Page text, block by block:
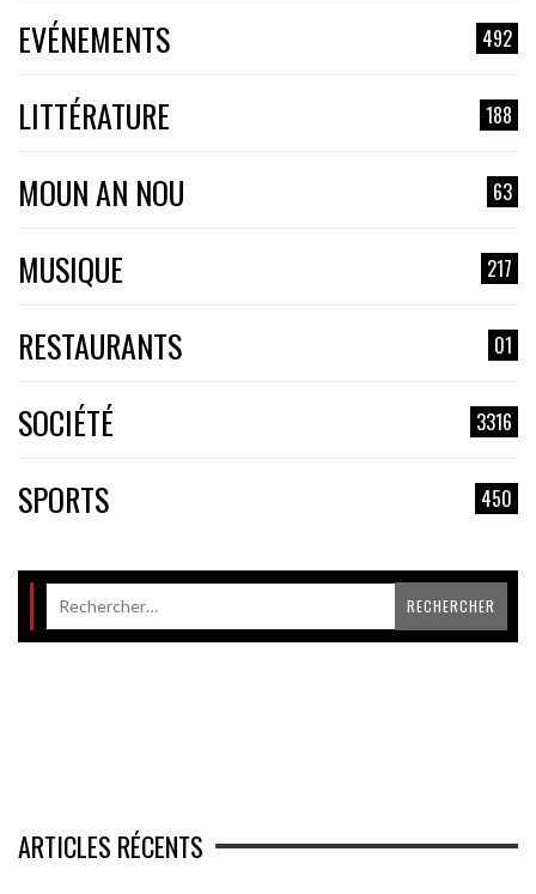
EVÉNEMENTS 492
LITTÉRATURE 188
MOUN AN NOU 63
MUSIQUE 217
RESTAURANTS 01
SOCIÉTÉ 3316
SPORTS 450
ARTICLES RÉCENTS